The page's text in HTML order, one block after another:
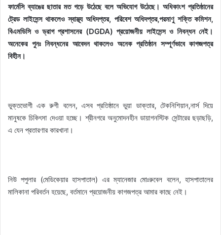
ফার্মেসি ব্যাঙের ছাতার মত গড়ে উঠেছে বলে অভিযোগ উঠেছে। অধিকাংশ প্রতিষ্ঠানের
ট্রেড লাইসেন্স থাকলেও স্বাস্থ্য অধিদপ্তর, পরিবেশ অধিদপ্তর,পরমাণু শক্তি কমিশন,
বিএমডিসি ও ড্রাগ প্রশাসনের (DGDA) প্রয়োজনীয় লাইসেন্স ও নিবন্ধন নেই।
অনেকের পুনঃ নিবন্ধনের আবেদন থাকলেও অনেক প্রতিষ্ঠান সম্পূর্ণভাবে কাগজপত্র
বিহীন।
ভুক্তভোগী এক রুগী বলেন, এসব প্রতিষ্ঠানে ভুয়া ডাক্তার, টেকনিশিয়ান,নার্স দিয়ে
মানুষকে চিকিৎসা দেওয়া হচ্ছে। শ্রীনগরে অনুমোদনহীন ডায়াগনস্টিক সেন্টারের ছড়াছড়ি,
এ যেন প্রতারণার কারখানা।
নিউ পপুলার (মেডিকেয়ার হাসপাতাল) এর ম্যানেজার মোঃরুবেল বলেন, হাসপাতালের
মালিকানা পরিবর্তন হয়েছে, বর্তমানে প্রয়োজনীয় কাগজপত্র আমার কাছে নেই।